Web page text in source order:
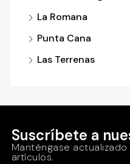
La Romana
Punta Cana
Las Terrenas
Suscríbete a
Manténgase
artículos.